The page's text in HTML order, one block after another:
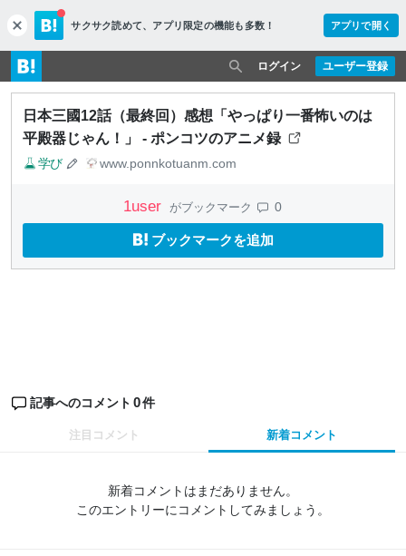
c
l
o
s
e
サクサク読めて、 アプリ限定の機能も多数！ アプリで開く
ユーザー登録
ログイン
日本三國12話（最終回）感想「やっぱり一番怖いのは
平殿器じゃん！」 - ポンコツのアニメ録
学び www.ponnkotuanm.com
1user がブックマーク 0
ブックマークを追加
記事へのコメント 0件
注目コメント 新着コメント
新着コメントはまだありません。
このエントリーにコメントしてみましょう。